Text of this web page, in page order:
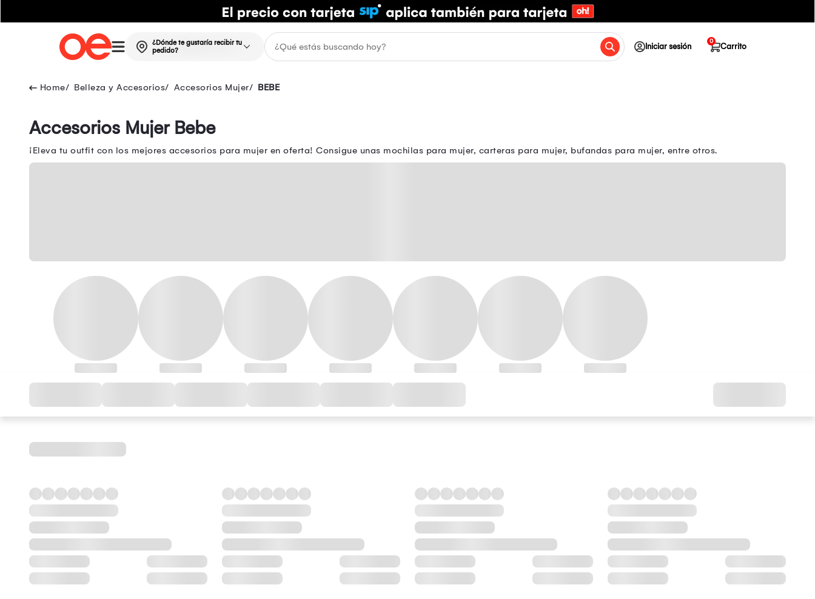
¿Dónde te gustaría recibir tu
pedido?
Iniciar sesión Carrito
0
Belleza y Accesorios Accesorios Mujer BEBE
Accesorios Mujer Bebe
¡Eleva tu outfit con los mejores accesorios para mujer en oferta! Consigue unas mochilas para mujer, carteras para mujer, bufandas para mujer, entre otros.